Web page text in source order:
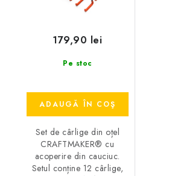
Pe stoc
179,90 lei
ADAUGĂ ÎN COŞ
Set de cârlige din oțel
CRAFTMAKER® cu
acoperire din cauciuc.
Setul conține 12 cârlige,